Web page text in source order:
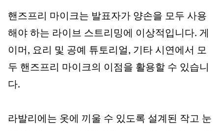
핸즈프리 마이크는 발표자가 양손을 모두 사용
해야 하는 라이브 스트리밍에 이상적입니다. 게
이머, 요리 및 공예 튜토리얼, 기타 시연에서 모
두 핸즈프리 마이크의 이점을 활용할 수 있습니
다.
라발리에는 옷에 끼울 수 있도록 설계된 작고 눈